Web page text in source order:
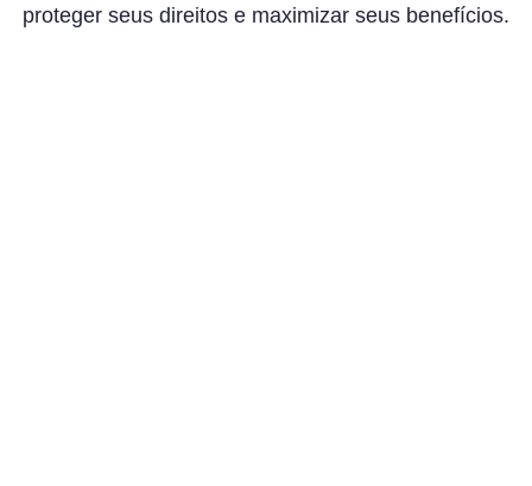
proteger seus direitos e maximizar seus benefícios.